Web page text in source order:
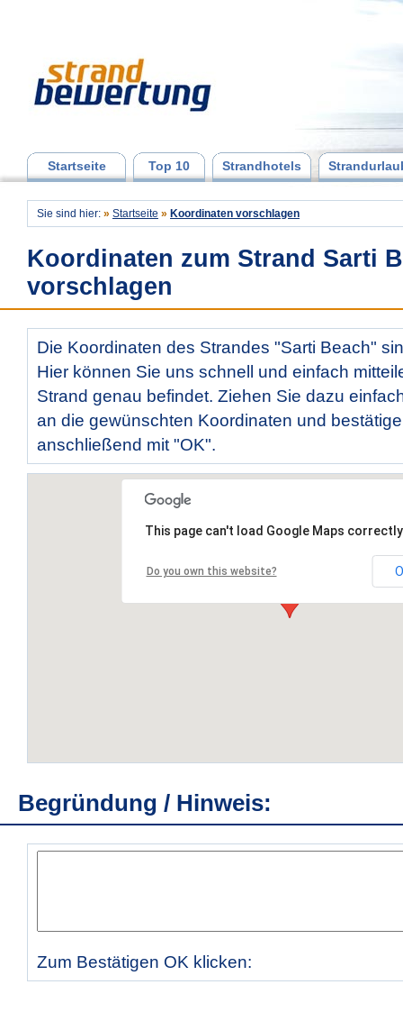
Startseite Top 10 Strandhotels
Sie sind hier: » Startseite » Koordinaten vorschlagen
Koordinaten zum Strand Sarti
vorschlagen
Die Koordinaten des Strandes "Sarti Beach"
Hier können Sie uns schnell und einfach
Strand genau befindet. Ziehen Sie dazu
an die gewünschten Koordinaten und
anschließend mit "OK".
This page can't load Google Maps
Do you own this website?
Begründung / Hinweis:
Zum Bestätigen OK klicken: